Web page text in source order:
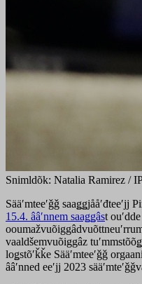
Snimldõk: Natalia Ramirez /
Sääʹmteeʹǧǧ
15.4. ââʹnnem saaǥǥâst
vaaldšemvuõiggâz
loǥstõʹǩǩe Sääʹmteeʹǧǧ
ââʹnned eeʹjj 2023